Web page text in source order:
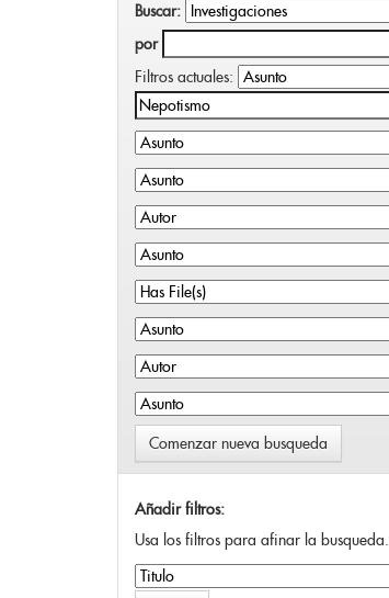
Buscar:
por
Filtros actuales:
Comenzar nueva busqueda
Añadir filtros:
Usa los filtros para afinar la busqueda.